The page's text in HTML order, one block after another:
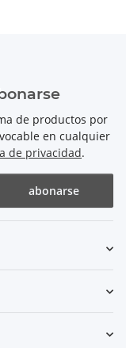
de productos por
en cualquier
de privacidad.
abonarse